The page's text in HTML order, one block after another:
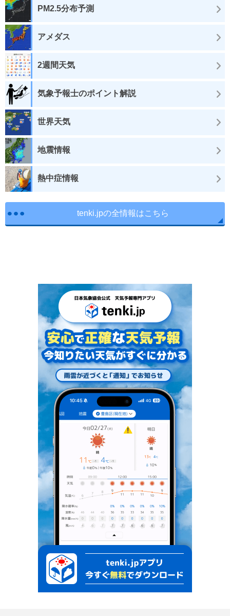
PM2.5分布予測
アメダス
2週間天気
気象予報士のポイント解説
世界天気
地震情報
熱中症情報
tenki.jpの全情報はこちら